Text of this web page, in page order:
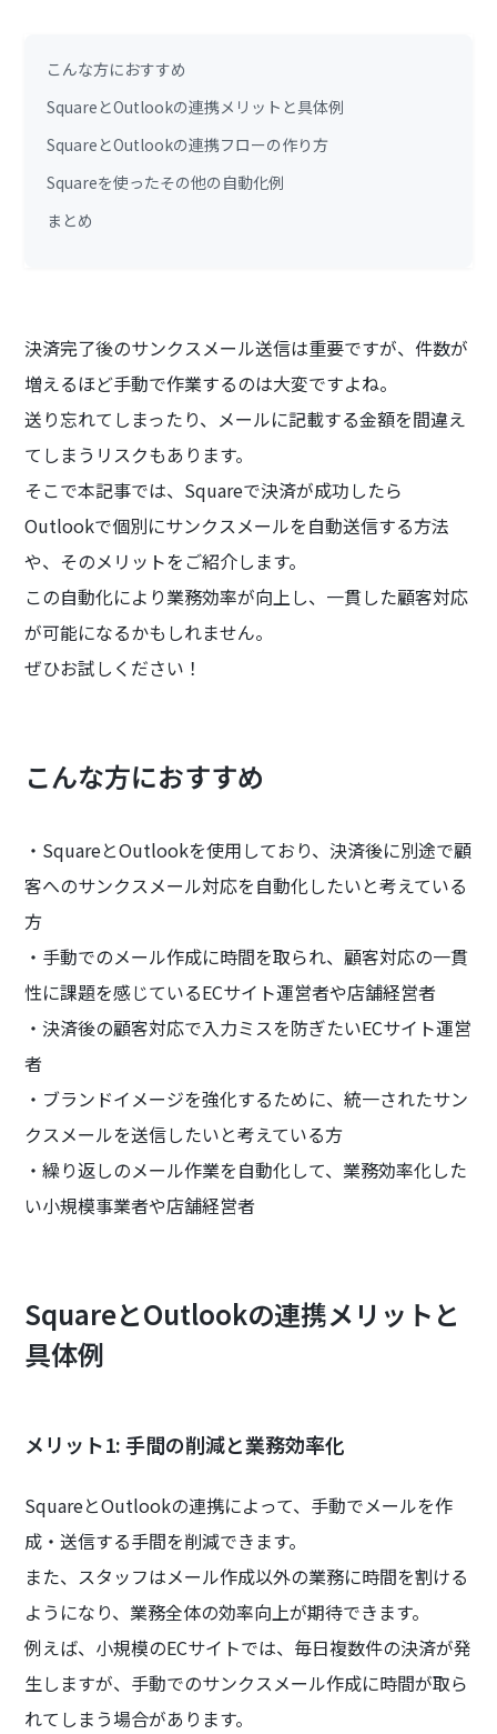
こんな方におすすめ
SquareとOutlookの連携メリットと具体例
SquareとOutlookの連携フローの作り方
Squareを使ったその他の自動化例
まとめ
決済完了後のサンクスメール送信は重要ですが、件数が
増えるほど手動で作業するのは大変ですよね。
送り忘れてしまったり、メールに記載する金額を間違え
てしまうリスクもあります。
そこで本記事では、Squareで決済が成功したら
Outlookで個別にサンクスメールを自動送信する方法
や、そのメリットをご紹介します。
この自動化により業務効率が向上し、一貫した顧客対応
が可能になるかもしれません。
ぜひお試しください！
こんな方におすすめ
・SquareとOutlookを使用しており、決済後に別途で顧
客へのサンクスメール対応を自動化したいと考えている
方
・手動でのメール作成に時間を取られ、顧客対応の一貫
性に課題を感じているECサイト運営者や店舗経営者
・決済後の顧客対応で入力ミスを防ぎたいECサイト運営
者
・ブランドイメージを強化するために、統一されたサン
クスメールを送信したいと考えている方
・繰り返しのメール作業を自動化して、業務効率化した
い小規模事業者や店舗経営者
SquareとOutlookの連携メリットと
具体例
メリット1: 手間の削減と業務効率化
SquareとOutlookの連携によって、手動でメールを作
成・送信する手間を削減できます。
また、スタッフはメール作成以外の業務に時間を割ける
ようになり、業務全体の効率向上が期待できます。
例えば、小規模のECサイトでは、毎日複数件の決済が発
生しますが、手動でのサンクスメール作成に時間が取ら
れてしまう場合があります。